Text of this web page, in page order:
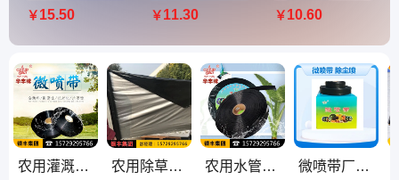
￥15.50 ￥11.30 ￥10.60
农用灌溉水带喷水管微喷带节水喷灌水带1寸2孔3孔5孔7孔 农用除草银黑双色葡萄反光地膜黑色果园白色保护保温塑料薄膜 农用水管微喷带 浇地灌溉节水雾化软帯 1寸1.5寸2寸2.5寸3寸 微喷带厂家 雾状喷水 抗压耐老化 灌溉用具 节水省工 膜下滴灌 支持定制